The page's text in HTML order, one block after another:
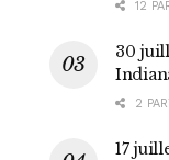
12
30
2
17